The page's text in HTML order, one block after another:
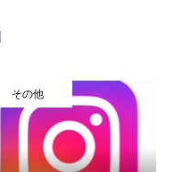
求人情報
その他